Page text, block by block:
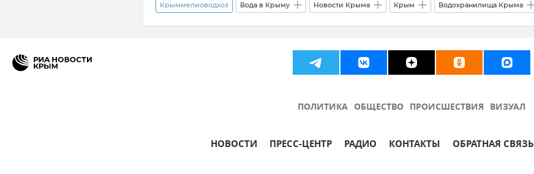
Крыммелиоводхоз Вода в Крыму Новости Крыма Крым Водохранилища Крыма
Госкомводхоз Крыма Эльгар Кадыров Альберт Кангиев
ПОЛИТИКА ОБЩЕСТВО ПРОИСШЕСТВИЯ ВИЗУАЛ
НОВОСТИ ПРЕСС-ЦЕНТР РАДИО КОНТАКТЫ ОБРАТНАЯ СВЯЗЬ